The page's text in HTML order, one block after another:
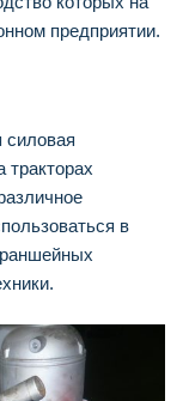
предприятии.
силовая
тракторах
в